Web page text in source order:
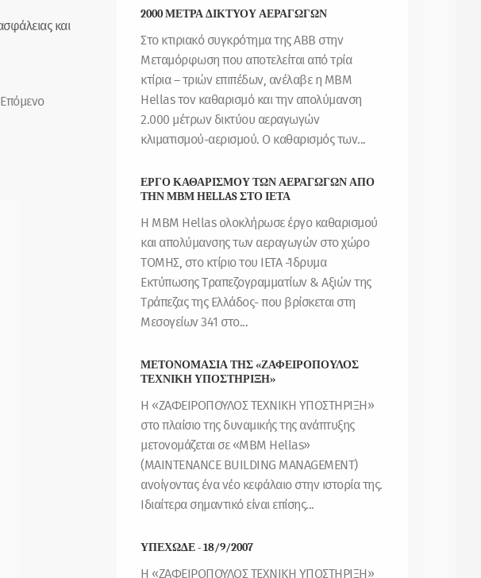
και
Επόμενο
2000 ΜΕΤΡΑ ΔΙΚΤΥΟΥ ΑΕΡΑΓΩΓΩΝ
Στο κτιριακό συγκρότημα της ABB στην
Μεταμόρφωση που αποτελείται από τρία
κτίρια – τριών επιπέδων, ανέλαβε η MBM
Hellas τον καθαρισμό και την απολύμανση
2.000 μέτρων δικτύου αεραγωγών
κλιματισμού-αερισμού. Ο καθαρισμός των...
ΕΡΓΟ ΚΑΘΑΡΙΣΜΟΥ ΤΩΝ ΑΕΡΑΓΩΓΩΝ ΑΠΟ
ΤΗΝ ΜΒΜ ΗELLAS ΣΤΟ ΙΕΤΑ
Η MBM Hellas ολοκλήρωσε έργο καθαρισμού
και απολύμανσης των αεραγωγών στο χώρο
ΤΟΜΗΣ, στο κτίριο του ΙΕΤΑ -Ίδρυμα
Εκτύπωσης Τραπεζογραμματίων & Αξιών της
Τράπεζας της Ελλάδος- που βρίσκεται στη
Μεσογείων 341 στο...
ΜΕΤΟΝΟΜΑΣΙΑ ΤΗΣ «ΖΑΦΕΙΡΟΠΟΥΛΟΣ
ΤΕΧΝΙΚΗ ΥΠΟΣΤΗΡΙΞΗ»
Η «ΖΑΦΕΙΡΟΠΟΥΛΟΣ ΤΕΧΝΙΚΗ ΥΠΟΣΤΗΡΙΞΗ»
στο πλαίσιο της δυναμικής της ανάπτυξης
μετονομάζεται σε «MBM Hellas»
(MAINTENANCE BUILDING MANAGEMENT)
ανοίγοντας ένα νέο κεφάλαιο στην ιστορία της.
Ιδιαίτερα σημαντικό είναι επίσης...
ΥΠΕΧΩΔΕ - 18/9/2007